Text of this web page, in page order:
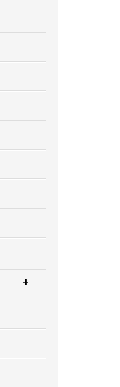
+